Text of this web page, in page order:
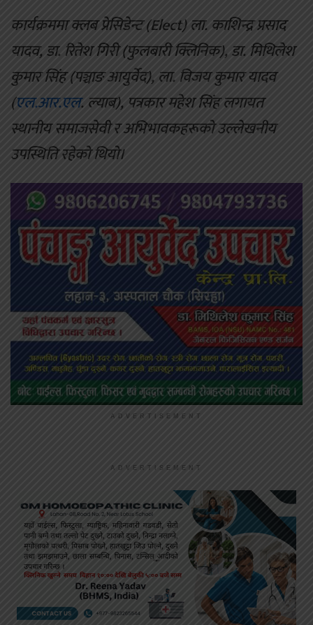
कार्यक्रममा क्लब प्रेसिडेन्ट (Elect) ला. काशिन्द्र प्रसाद
यादव, डा. रितेश गिरी (फुलबारी क्लिनिक), डा. मिथिलेश
कुमार सिंह (पञ्चाङ आयुर्वेद), ला. विजय कुमार यादव
(एल.आर.एल. ल्याब), पत्रकार महेश सिंह लगायत
स्थानीय समाजसेवी र अभिभावकहरूको उल्लेखनीय
उपस्थिति रहेको थियो।
ADVERTISEMENT
ADVERTISEMENT